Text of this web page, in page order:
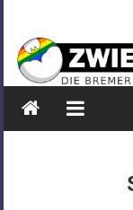
springen
BREMEN
DIE